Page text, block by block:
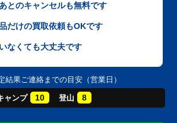
とのキャンセルも無料です
だけの買取依頼もOKです
なくても大丈夫です
結果ご連絡までの目安（営業日）
ャンプ 10 登山 8